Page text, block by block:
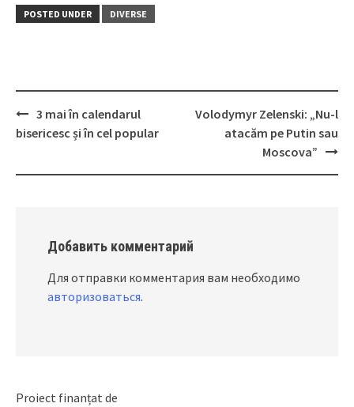
POSTED UNDER DIVERSE
Post
3 mai în calendarul
bisericesc și în cel popular
Volodymyr Zelenski: „Nu-l
atacăm pe Putin sau
Moscova”
Добавить комментарий
Для отправки комментария вам необходимо
авторизоваться.
Proiect finanțat de